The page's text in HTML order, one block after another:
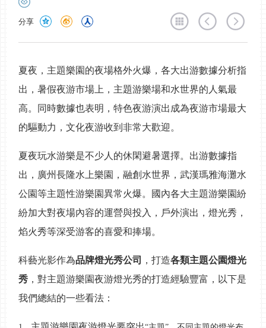
分享
夏夜，主題樂園的夜場格外火爆，各大出游數據分析指
出，暑假夜游市場上，主題游樂場和水世界的人氣最
高。同時數據也表明，特色夜游演出成為夜游市場最大
的驅動力，文化夜游收到非常大歡迎。
夏夜玩水游樂是不少人的休閑避暑選擇。出游數據指
出，廣州長隆水上樂園，融創水世界，武漢瑪雅海灘水
公園等主題性游樂園異常火爆。國內各大主題游樂園紛
紛加大對夜場內容的運營與投入，戶外演出，燈光秀，
焰火秀等深受游客的喜愛和捧場。
科藝光影作為品牌燈光秀公司 ，打造各類主題公園燈光
秀 ，對主題游樂園夜游燈光秀的打造經驗豐富，以下是
我們總結的一些看法：